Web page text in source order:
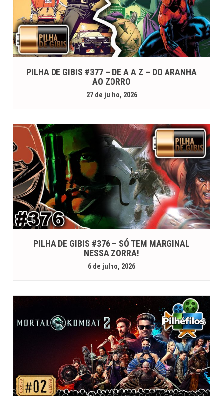
PILHA DE GIBIS #377 – DE A A Z – DO ARANHA
AO ZORRO
27 de julho, 2026
PILHA DE GIBIS #376 – SÓ TEM MARGINAL
NESSA ZORRA!
6 de julho, 2026